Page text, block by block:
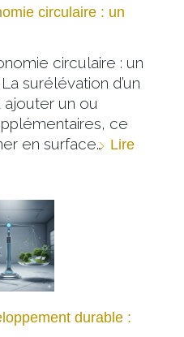
circulaire : un
circulaire : un
surélévation d’un
ajouter un ou
ce
en surface… Lire
durable :